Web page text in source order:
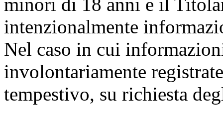
intenzionalmente
Nel caso in cui
involontariamente
tempestivo, su richiesta